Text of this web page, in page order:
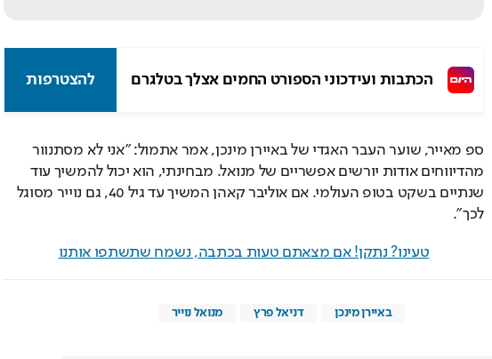
הכתבות ועידכוני הספורט החמים אצלך בטלגרם להצטרפות
ספ מאייר, שוער העבר האגדי של באיירן מינכן, אמר אתמול: "אני לא מסתנוור
מהדיווחים אודות יורשים אפשריים של מנואל. מבחינתי, הוא יכול להמשיך עוד
לכך".
טעינו? נתקן! אם מצאתם טעות בכתבה, נשמח שתשתפו אותנו
באיירן מינכן דניאל פרץ מנואל נוייר